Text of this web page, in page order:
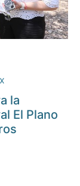
la
El Plano